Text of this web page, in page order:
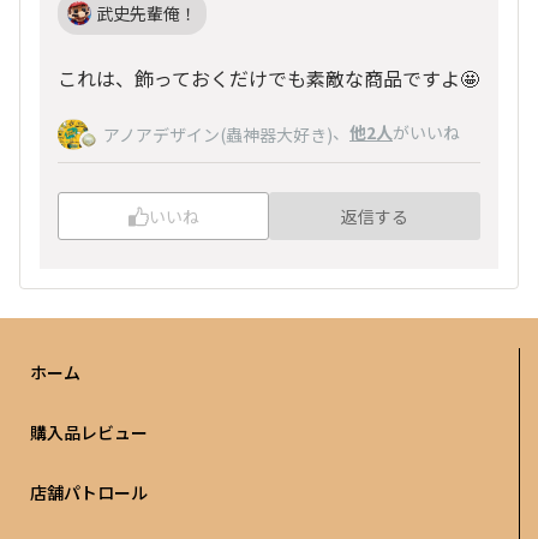
武史先輩俺！
これは、飾っておくだけでも素敵な商品ですよ🤩
アノアデザイン(蟲神器大好き)、 他2人がいいね
いいね 返信する
ホーム
購入品レビュー
店舗パトロール